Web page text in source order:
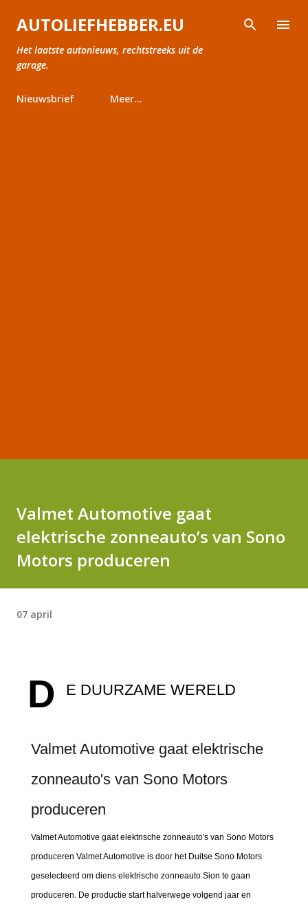
Doorgaan naar hoofdcontent
AUTOLIEFHEBBER.EU
Het laatste autonieuws, rechtstreeks uit de
garage.
Nieuwsbrief Meer…
Valmet Automotive gaat
elektrische zonneauto’s van Sono
Motors produceren
07 april
D E DUURZAME WERELD
Valmet Automotive gaat elektrische
zonneauto's van Sono Motors
produceren
Valmet Automotive gaat elektrische zonneauto's van Sono Motors
produceren Valmet Automotive is door het Duitse Sono Motors
geselecteerd om diens elektrische zonneauto Sion te gaan
produceren. De productie start halverwege volgend jaar en